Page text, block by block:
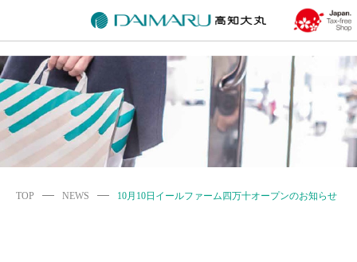
TOP NEWS 10月10日イールファーム四万十オープンのお知らせ